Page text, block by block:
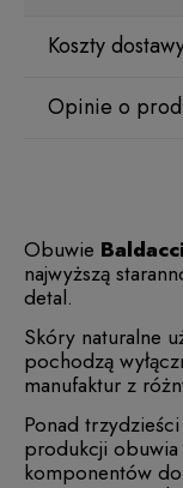
Koszty
Opinie o
Obuwie
najwyższą
detal.
Skóry naturalne
pochodzą
manufaktur z
Ponad
produkcji
komponentów